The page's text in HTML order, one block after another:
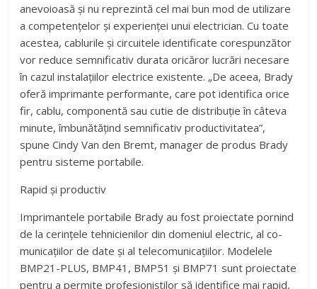
anevoioasă și nu reprezintă cel mai bun mod de utilizare
a competențelor și experienței unui electrician. Cu toate
acestea, cablurile și circuitele identificate corespunzător
vor reduce semnificativ durata oricăror lucrări necesare
în cazul instalațiilor electrice existente. „De aceea, Brady
oferă imprimante performante, care pot identifica orice
fir, cablu, componentă sau cutie de distribuție în câteva
minute, îmbunătățind sem­nificativ productivitatea”,
spune Cindy Van den Bremt, manager de produs Brady
pentru sisteme portabile.
Rapid și productiv
Imprimantele portabile Brady au fost proiectate pornind
de la cerințele tehnicienilor din domeniul electric, al co­
municațiilor de date și al telecomunicațiilor. Modelele
BMP21-PLUS, BMP41, BMP51 și BMP71 sunt proiectate
pentru a permite profesioniștilor să identifice mai rapid,